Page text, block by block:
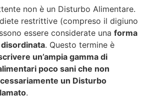
non è un Disturbo Alimentare.
restrittive (compreso il digiuno
essere considerate una forma
. Questo termine è
un’ampia gamma di
poco sani che non
un Disturbo
.